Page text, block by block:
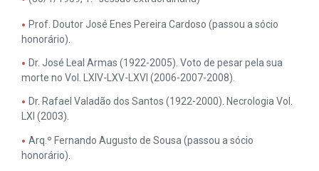
Prof. Doutor José Enes Pereira Cardoso (passou a sócio
honorário).
Dr. José Leal Armas (1922-2005). Voto de pesar pela sua
morte no Vol. LXIV-LXV-LXVI (2006-2007-2008).
Dr. Rafael Valadão dos Santos (1922-2000). Necrologia Vol.
LXI (2003).
Arq.º Fernando Augusto de Sousa (passou a sócio
honorário).